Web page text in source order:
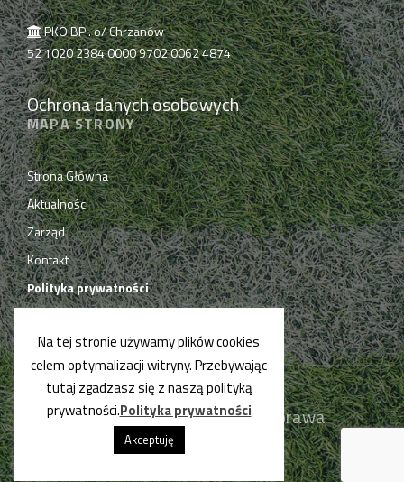
PKO BP . o/ Chrzanów
52 1020 2384 0000 9702 0062 4874
Ochrona danych osobowych
MAPA STRONY
Strona Główna
Aktualności
Zarząd
Kontakt
Polityka prywatności
© PPN Chrzanów 2019. Wszelkie prawa
Na tej stronie używamy plików cookies
celem optymalizacji witryny. Przebywając
tutaj zgadzasz się z naszą polityką
prywatności.Polityka prywatności
Akceptuję